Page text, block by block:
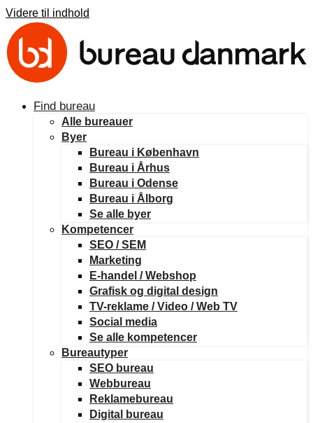
Videre til indhold
Find bureau
Alle bureauer
Byer
Bureau i København
Bureau i Århus
Bureau i Odense
Bureau i Ålborg
Se alle byer
Kompetencer
SEO / SEM
Marketing
E-handel / Webshop
Grafisk og digital design
TV-reklame / Video / Web TV
Social media
Se alle kompetencer
Bureautyper
SEO bureau
Webbureau
Reklamebureau
Digital bureau